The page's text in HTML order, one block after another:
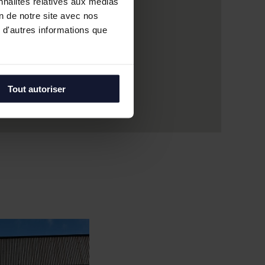
de notre site avec nos
informations que
Tout autoriser